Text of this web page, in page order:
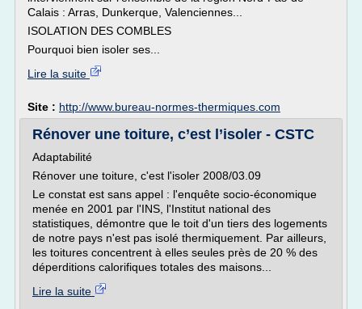
Calais : Arras, Dunkerque, Valenciennes...
ISOLATION DES COMBLES
Pourquoi bien isoler ses...
Lire la suite
Site : http://www.bureau-normes-thermiques.com
Rénover une toiture, c’est l’isoler - CSTC
Adaptabilité
Rénover une toiture, c'est l'isoler 2008/03.09
Le constat est sans appel : l'enquête socio-économique
menée en 2001 par l'INS, l'Institut national des
statistiques, démontre que le toit d'un tiers des logements
de notre pays n'est pas isolé thermiquement. Par ailleurs,
les toitures concentrent à elles seules près de 20 % des
déperditions calorifiques totales des maisons...
Lire la suite